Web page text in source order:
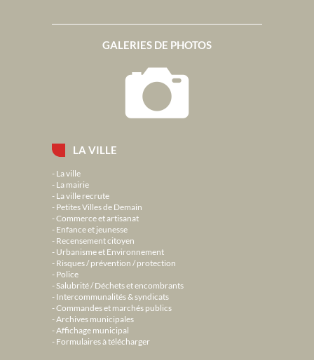
LA VILLE
La ville
La mairie
La ville recrute
Petites Villes de Demain
Commerce et artisanat
Enfance et jeunesse
Recensement citoyen
Urbanisme et Environnement
Risques / prévention / protection
Police
Salubrité / Déchets et encombrants
Intercommunalités & syndicats
Commandes et marchés publics
Archives municipales
Affichage municipal
Formulaires à télécharger
GALERIES DE PHOTOS